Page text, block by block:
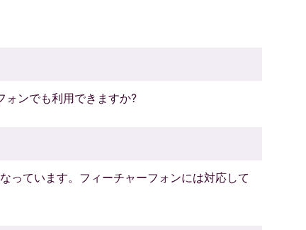
ォンでも利用できますか?
っています。フィーチャーフォンには対応して